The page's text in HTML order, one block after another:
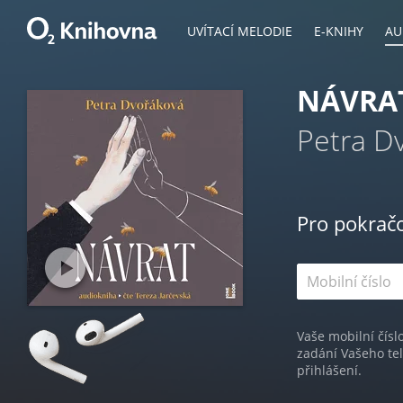
UVÍTACÍ MELODIE E-KNIHY
Petra
Pro
Vaše mobilní
zadání Vašeho
přihlášení.